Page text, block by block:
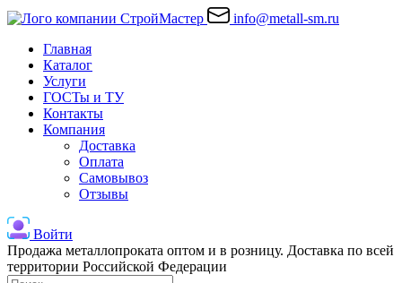
info@metall-sm.ru
Главная
Каталог
Услуги
ГОСТы и ТУ
Контакты
Компания
Доставка
Оплата
Самовывоз
Отзывы
Войти
Продажа металлопроката оптом и в розницу. Доставка по всей
территории Российской Федерации